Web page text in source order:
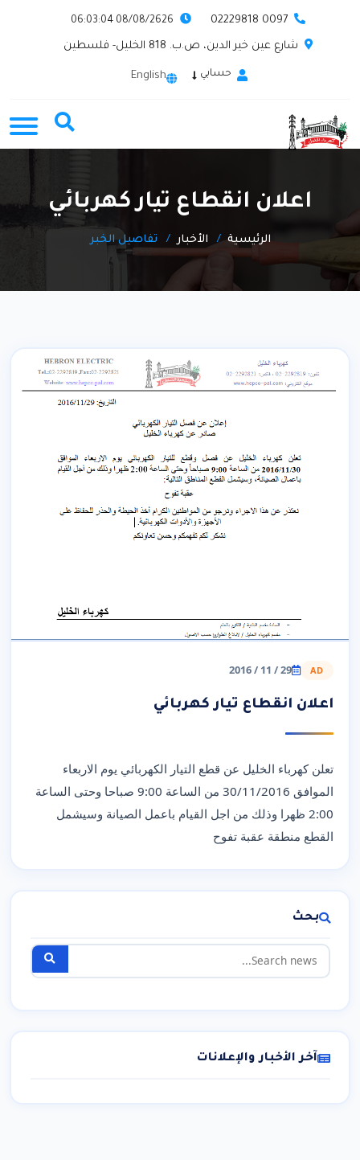
0097 02229818
شارع عين خير الدين، ص.ب. 818 الخليل- فلسطين
حسابي English
اعلان انقطاع تيار كهربائي
الرئيسية الأخبار تفاصيل الخبر
AD
29 / 11 / 2016
اعلان انقطاع تيار كهربائي
تعلن كهرباء الخليل عن قطع التيار الكهربائي يوم الاربعاء
الموافق 30/11/2016 من الساعة 9:00 صباحا وحتى الساعة
2:00 ظهرا وذلك من اجل القيام باعمل الصيانة وسيشمل
القطع منطقة عقبة تفوح
بحث
آخر الأخبار والإعلانات